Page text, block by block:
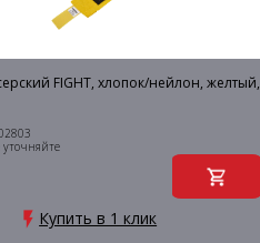
FIGHT, хлопок/нейлон, желтый,
Купить в 1 клик